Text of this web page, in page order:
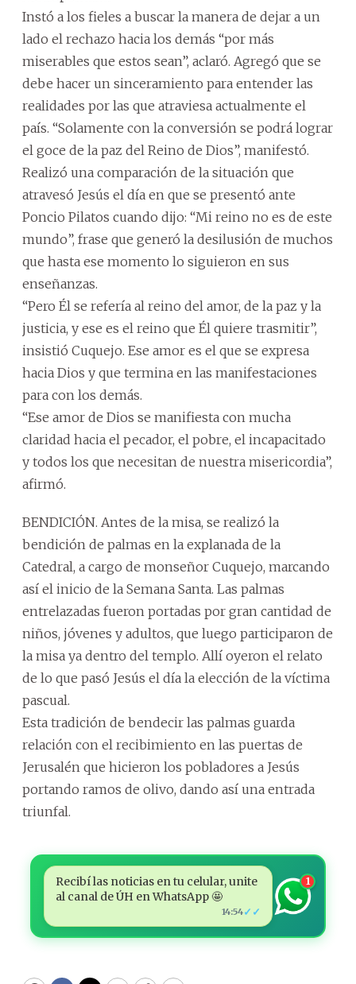
Instó a los fieles a buscar la manera de dejar a un
lado el rechazo hacia los demás “por más
miserables que estos sean”, aclaró. Agregó que se
debe hacer un sinceramiento para entender las
realidades por las que atraviesa actualmente el
país. “Solamente con la conversión se podrá lograr
el goce de la paz del Reino de Dios”, manifestó.
Realizó una comparación de la situación que
atravesó Jesús el día en que se presentó ante
Poncio Pilatos cuando dijo: “Mi reino no es de este
mundo”, frase que generó la desilusión de muchos
que hasta ese momento lo siguieron en sus
enseñanzas.
“Pero Él se refería al reino del amor, de la paz y la
justicia, y ese es el reino que Él quiere trasmitir”,
insistió Cuquejo. Ese amor es el que se expresa
hacia Dios y que termina en las manifestaciones
para con los demás.
“Ese amor de Dios se manifiesta con mucha
claridad hacia el pecador, el pobre, el incapacitado
y todos los que necesitan de nuestra misericordia”,
afirmó.
BENDICIÓN. Antes de la misa, se realizó la
bendición de palmas en la explanada de la
Catedral, a cargo de monseñor Cuquejo, marcando
así el inicio de la Semana Santa. Las palmas
entrelazadas fueron portadas por gran cantidad de
niños, jóvenes y adultos, que luego participaron de
la misa ya dentro del templo. Allí oyeron el relato
de lo que pasó Jesús el día la elección de la víctima
pascual.
Esta tradición de bendecir las palmas guarda
relación con el recibimiento en las puertas de
Jerusalén que hicieron los pobladores a Jesús
portando ramos de olivo, dando así una entrada
triunfal.
Recibí las noticias en tu celular, unite
al canal de ÚH en WhatsApp 🤩
14:54✓✓
1